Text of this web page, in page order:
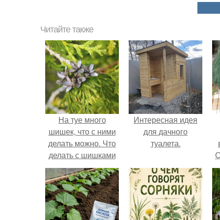
Читайте также
На туе много
шишек, что с ними
делать можно. Что
делать с шишками
на туе?
Интересная идея
для дачного
туалета.